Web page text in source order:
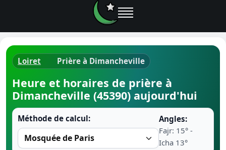
Heure de
Ramadan
Loiret Prière à Dimancheville
Heure et horaires de prière à
Dimancheville (45390) aujourd'hui
Méthode de calcul:
Angles:
Fajr: 15° -
Icha 13°